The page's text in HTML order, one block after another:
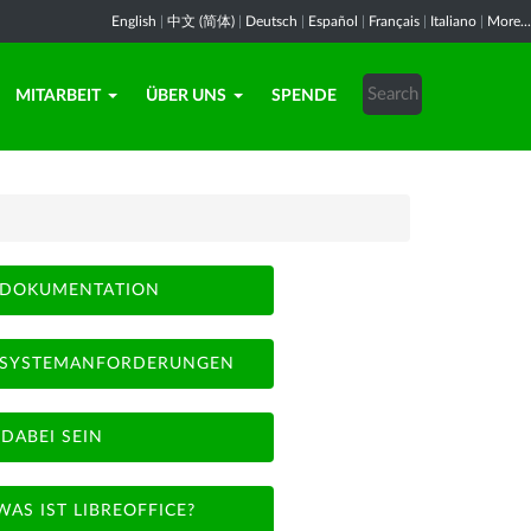
English 中文 (简体) Deutsch Español Français Italiano More...
MITARBEIT ÜBER UNS SPENDE
DOKUMENTATION
SYSTEMANFORDERUNGEN
DABEI SEIN
IST LIBREOFFICE?